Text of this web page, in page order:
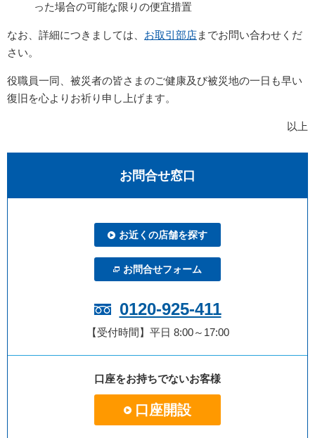
った場合の可能な限りの便宜措置
なお、詳細につきましては、 お取引部店までお問い合わせくだ
さい。
役職員一同、被災者の皆さまのご健康及び被災地の一日も早い
復旧を心よりお祈り申し上げます。
以上
お問合せ窓口
お近くの店舗を探す
お問合せフォーム
0120-925-411
【受付時間】平日 8:00～17:00
口座をお持ちでないお客様
口座開設